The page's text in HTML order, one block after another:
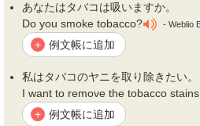
あなたはタバコは吸いますか。
Do you smoke tobacco?
- Weblio
+ 例文帳に追加
私はタバコのヤニを取り除きたい。
I want to remove the tobacco stains.
+ 例文帳に追加